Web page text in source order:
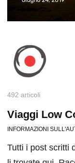
492 articoli
Viaggi Low
INFORMAZIONI
Tutti i post scritti